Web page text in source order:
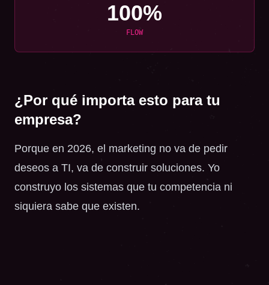
100%
FLOW
¿Por qué importa esto para tu
empresa?
Porque en 2026, el marketing no va de pedir
deseos a TI, va de construir soluciones. Yo
construyo los sistemas que tu competencia ni
siquiera sabe que existen.